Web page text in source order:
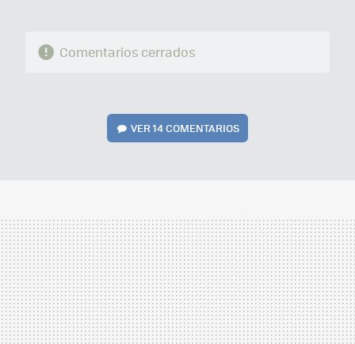
Comentarios cerrados
VER14 COMENTARIOS